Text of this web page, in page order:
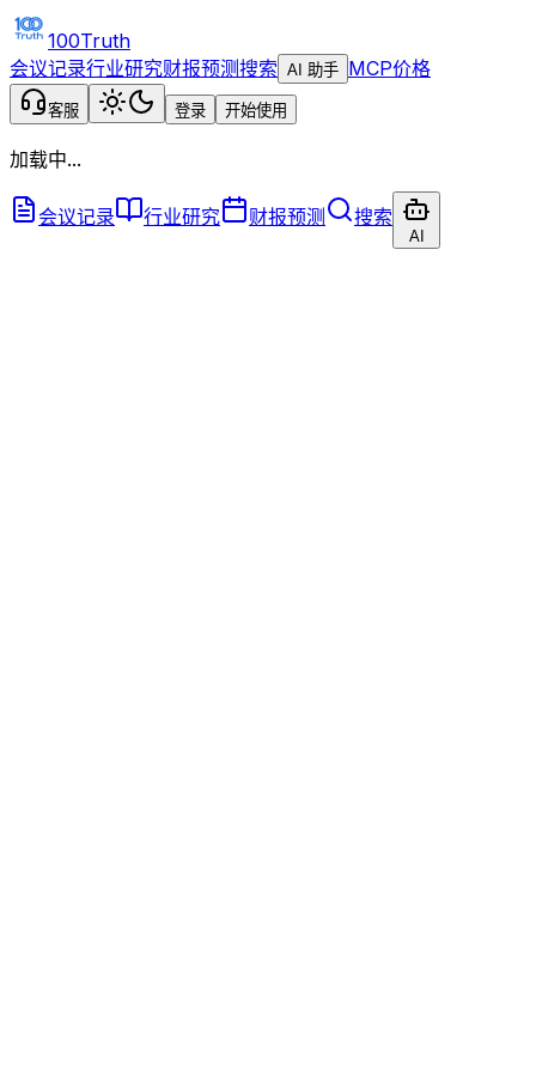
100Truth
会议记录行业研究财报预测搜索 AI 助手 MCP价格
客服 登录 开始使用
加载中...
会议记录 行业研究 财报预测 搜索
AI